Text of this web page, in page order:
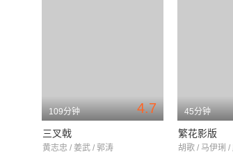
4.7
109分钟
三叉戟
黄志忠 / 姜武 / 郭涛
45分钟
繁花影版
胡歌 / 马伊琍 /